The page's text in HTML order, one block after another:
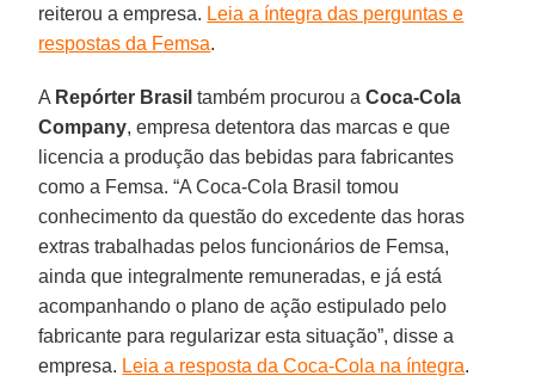
reiterou a empresa. Leia a íntegra das perguntas e
respostas da Femsa.
A Repórter Brasil também procurou aCoca-Cola
Company, empresa detentora das marcas e que
licencia a produção das bebidas para fabricantes
como a Femsa. “A Coca-Cola Brasil tomou
conhecimento da questão do excedente das horas
extras trabalhadas pelos funcionários de Femsa,
ainda que integralmente remuneradas, e já está
acompanhando o plano de ação estipulado pelo
fabricante para regularizar esta situação”, disse a
empresa. Leia a resposta da Coca-Cola na íntegra.